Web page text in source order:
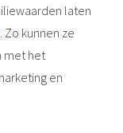
laten
. Zo kunnen ze
met het
en